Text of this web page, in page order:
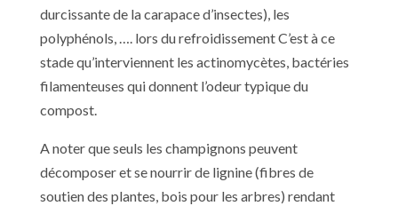
durcissante de la carapace d’insectes), les
polyphénols, …. lors du refroidissement C’est à ce
stade qu’interviennent les actinomycètes, bactéries
filamenteuses qui donnent l’odeur typique du
compost.
A noter que seuls les champignons peuvent
décomposer et se nourrir de lignine (fibres de
soutien des plantes, bois pour les arbres) rendant